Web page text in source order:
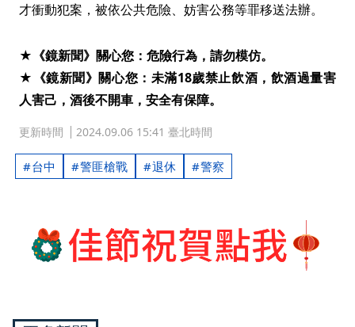
才衝動犯案，被依公共危險、妨害公務等罪移送法辦。
★《鏡新聞》關心您：危險行為，請勿模仿。
★《鏡新聞》關心您：未滿18歲禁止飲酒，飲酒過量害
人害己，酒後不開車，安全有保障。
更新時間 2024.09.06 15:41 臺北時間
台中 警匪槍戰 退休 警察